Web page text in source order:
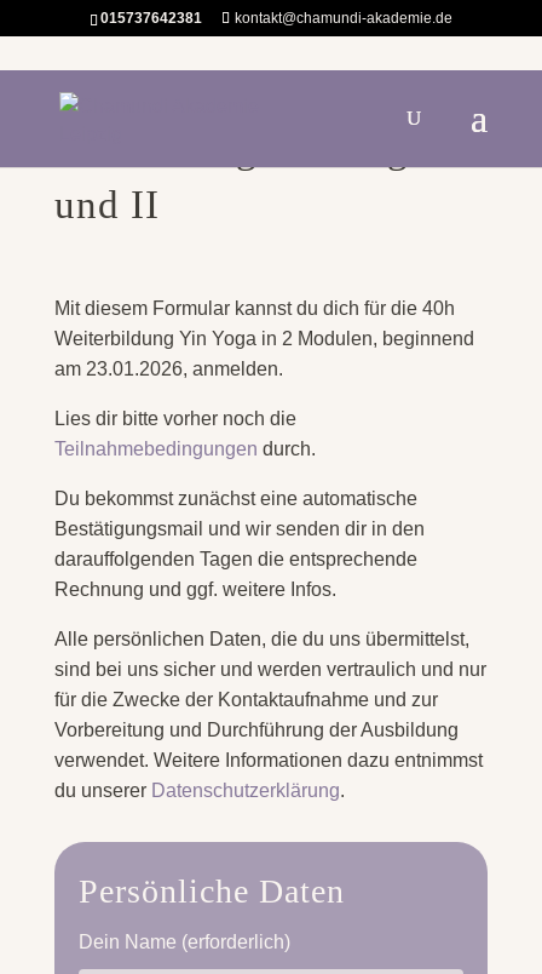
015737642381 kontakt@chamundi-akademie.de
und II
Mit diesem Formular kannst du dich für die 40h
Weiterbildung Yin Yoga in 2 Modulen, beginnend
am 23.01.2026, anmelden.
Lies dir bitte vorher noch die
Teilnahmebedingungen durch.
Du bekommst zunächst eine automatische
Bestätigungsmail und wir senden dir in den
darauffolgenden Tagen die entsprechende
Rechnung und ggf. weitere Infos.
Alle persönlichen Daten, die du uns übermittelst,
sind bei uns sicher und werden vertraulich und nur
für die Zwecke der Kontaktaufnahme und zur
Vorbereitung und Durchführung der Ausbildung
verwendet. Weitere Informationen dazu entnimmst
du unserer Datenschutzerklärung.
Persönliche Daten
Dein Name (erforderlich)